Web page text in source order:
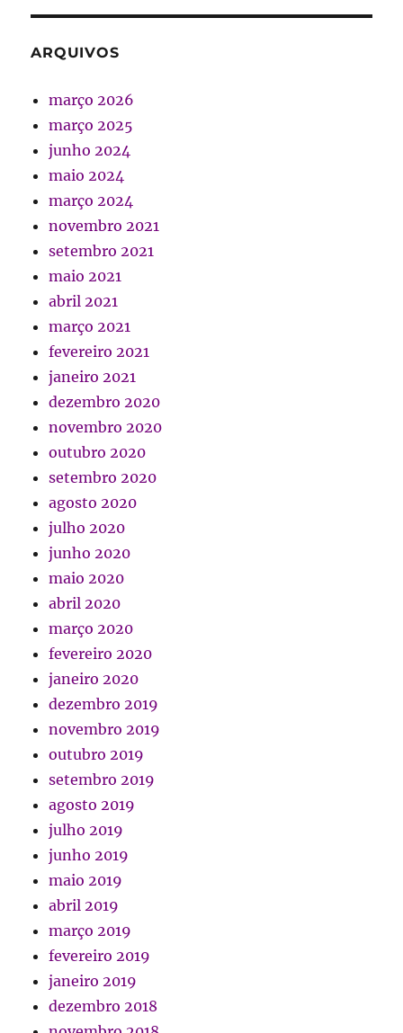
ARQUIVOS
março 2026
março 2025
junho 2024
maio 2024
março 2024
novembro 2021
setembro 2021
maio 2021
abril 2021
março 2021
fevereiro 2021
janeiro 2021
dezembro 2020
novembro 2020
outubro 2020
setembro 2020
agosto 2020
julho 2020
junho 2020
maio 2020
abril 2020
março 2020
fevereiro 2020
janeiro 2020
dezembro 2019
novembro 2019
outubro 2019
setembro 2019
agosto 2019
julho 2019
junho 2019
maio 2019
abril 2019
março 2019
fevereiro 2019
janeiro 2019
dezembro 2018